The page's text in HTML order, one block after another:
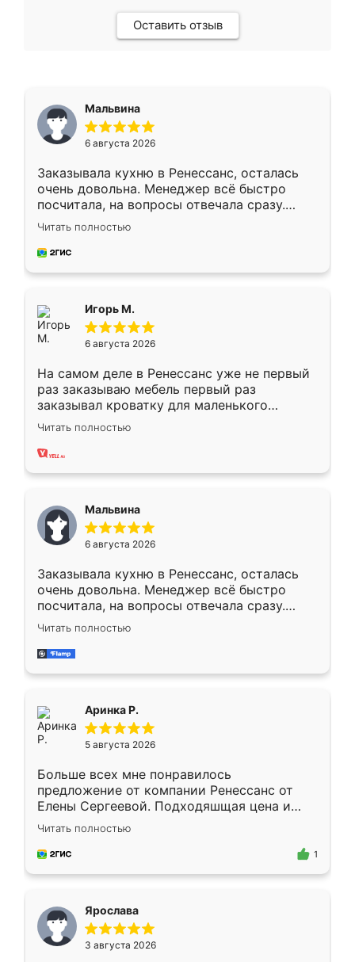
Оставить отзыв
Мальвина
6 августа 2026
Заказывала кухню в Ренессанс, осталась
очень довольна. Менеджер всё быстро
посчитала, на вопросы отвечала сразу.
Замерщик приехал в субботу, подошёл к
делу со всей ответственностью. Собрали
за день, ребята работали аккуратно, даже
Читать полностью
Игорь М.
6 августа 2026
На самом деле в Ренессанс уже не первый
раз заказываю мебель первый раз
заказывал кроватку для маленького
ребёнка при его рождении ,во второй раз
заказал шкаф-купе. По качеству очень
хорошее сборка достаточно быстрая,
меньше, здесь же он более разнообразный.
Мне нравится ,если что-то потребуется из
мебели буду заказывать только здесь.
Читать полностью
Мальвина
6 августа 2026
Заказывала кухню в Ренессанс, осталась
очень довольна. Менеджер всё быстро
посчитала, на вопросы отвечала сразу.
Замерщик приехал в субботу, подошёл к
делу со всей ответственностью. Собрали
за день, ребята работали аккуратно, даже
Читать полностью
Аринка Р.
5 августа 2026
Больше всех мне понравилось
предложение от компании Ренессанс от
Елены Сергеевой. Подходяшщая цена и
короткие сроки изготовления. Приехавший
для замера сотрудник Владислав
предложил по моему эскизу самый
Читать полностью
1
Ярослава
3 августа 2026